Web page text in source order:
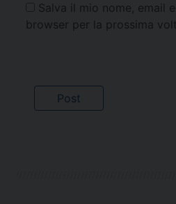
Salva il mio nome, email
browser per la prossima